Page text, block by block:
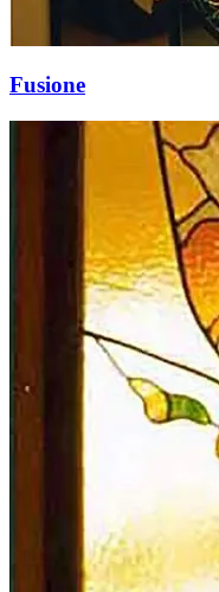
Fusione